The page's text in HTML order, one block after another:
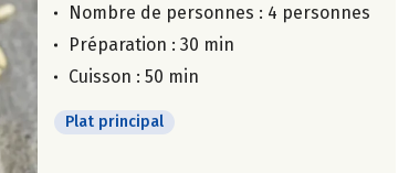
Nombre de personnes : 4 personnes
Préparation : 30 min
Cuisson : 50 min
Plat principal